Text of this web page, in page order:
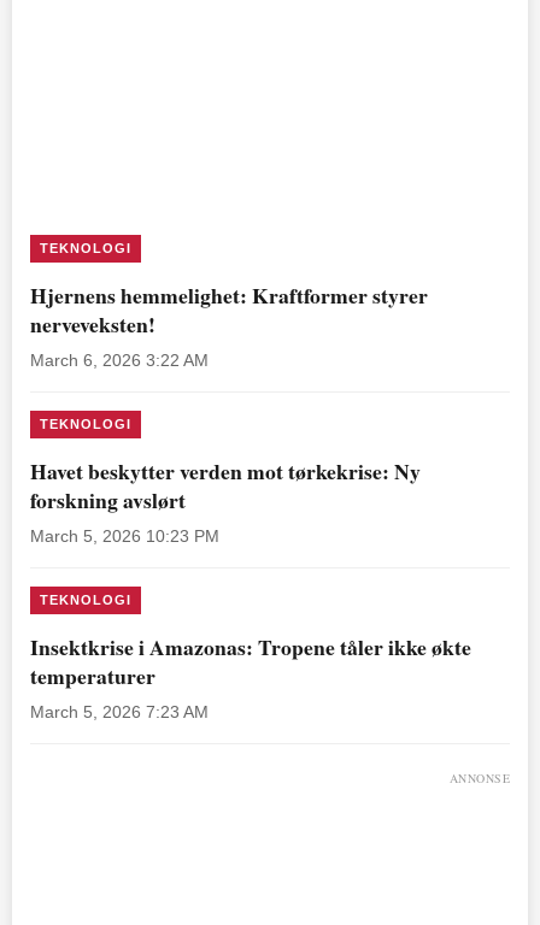
TEKNOLOGI
Hjernens hemmelighet: Kraftformer styrer
nerveveksten!
March 6, 2026 3:22 AM
TEKNOLOGI
Havet beskytter verden mot tørkekrise: Ny
forskning avslørt
March 5, 2026 10:23 PM
TEKNOLOGI
Insektkrise i Amazonas: Tropene tåler ikke økte
temperaturer
March 5, 2026 7:23 AM
ANNONSE